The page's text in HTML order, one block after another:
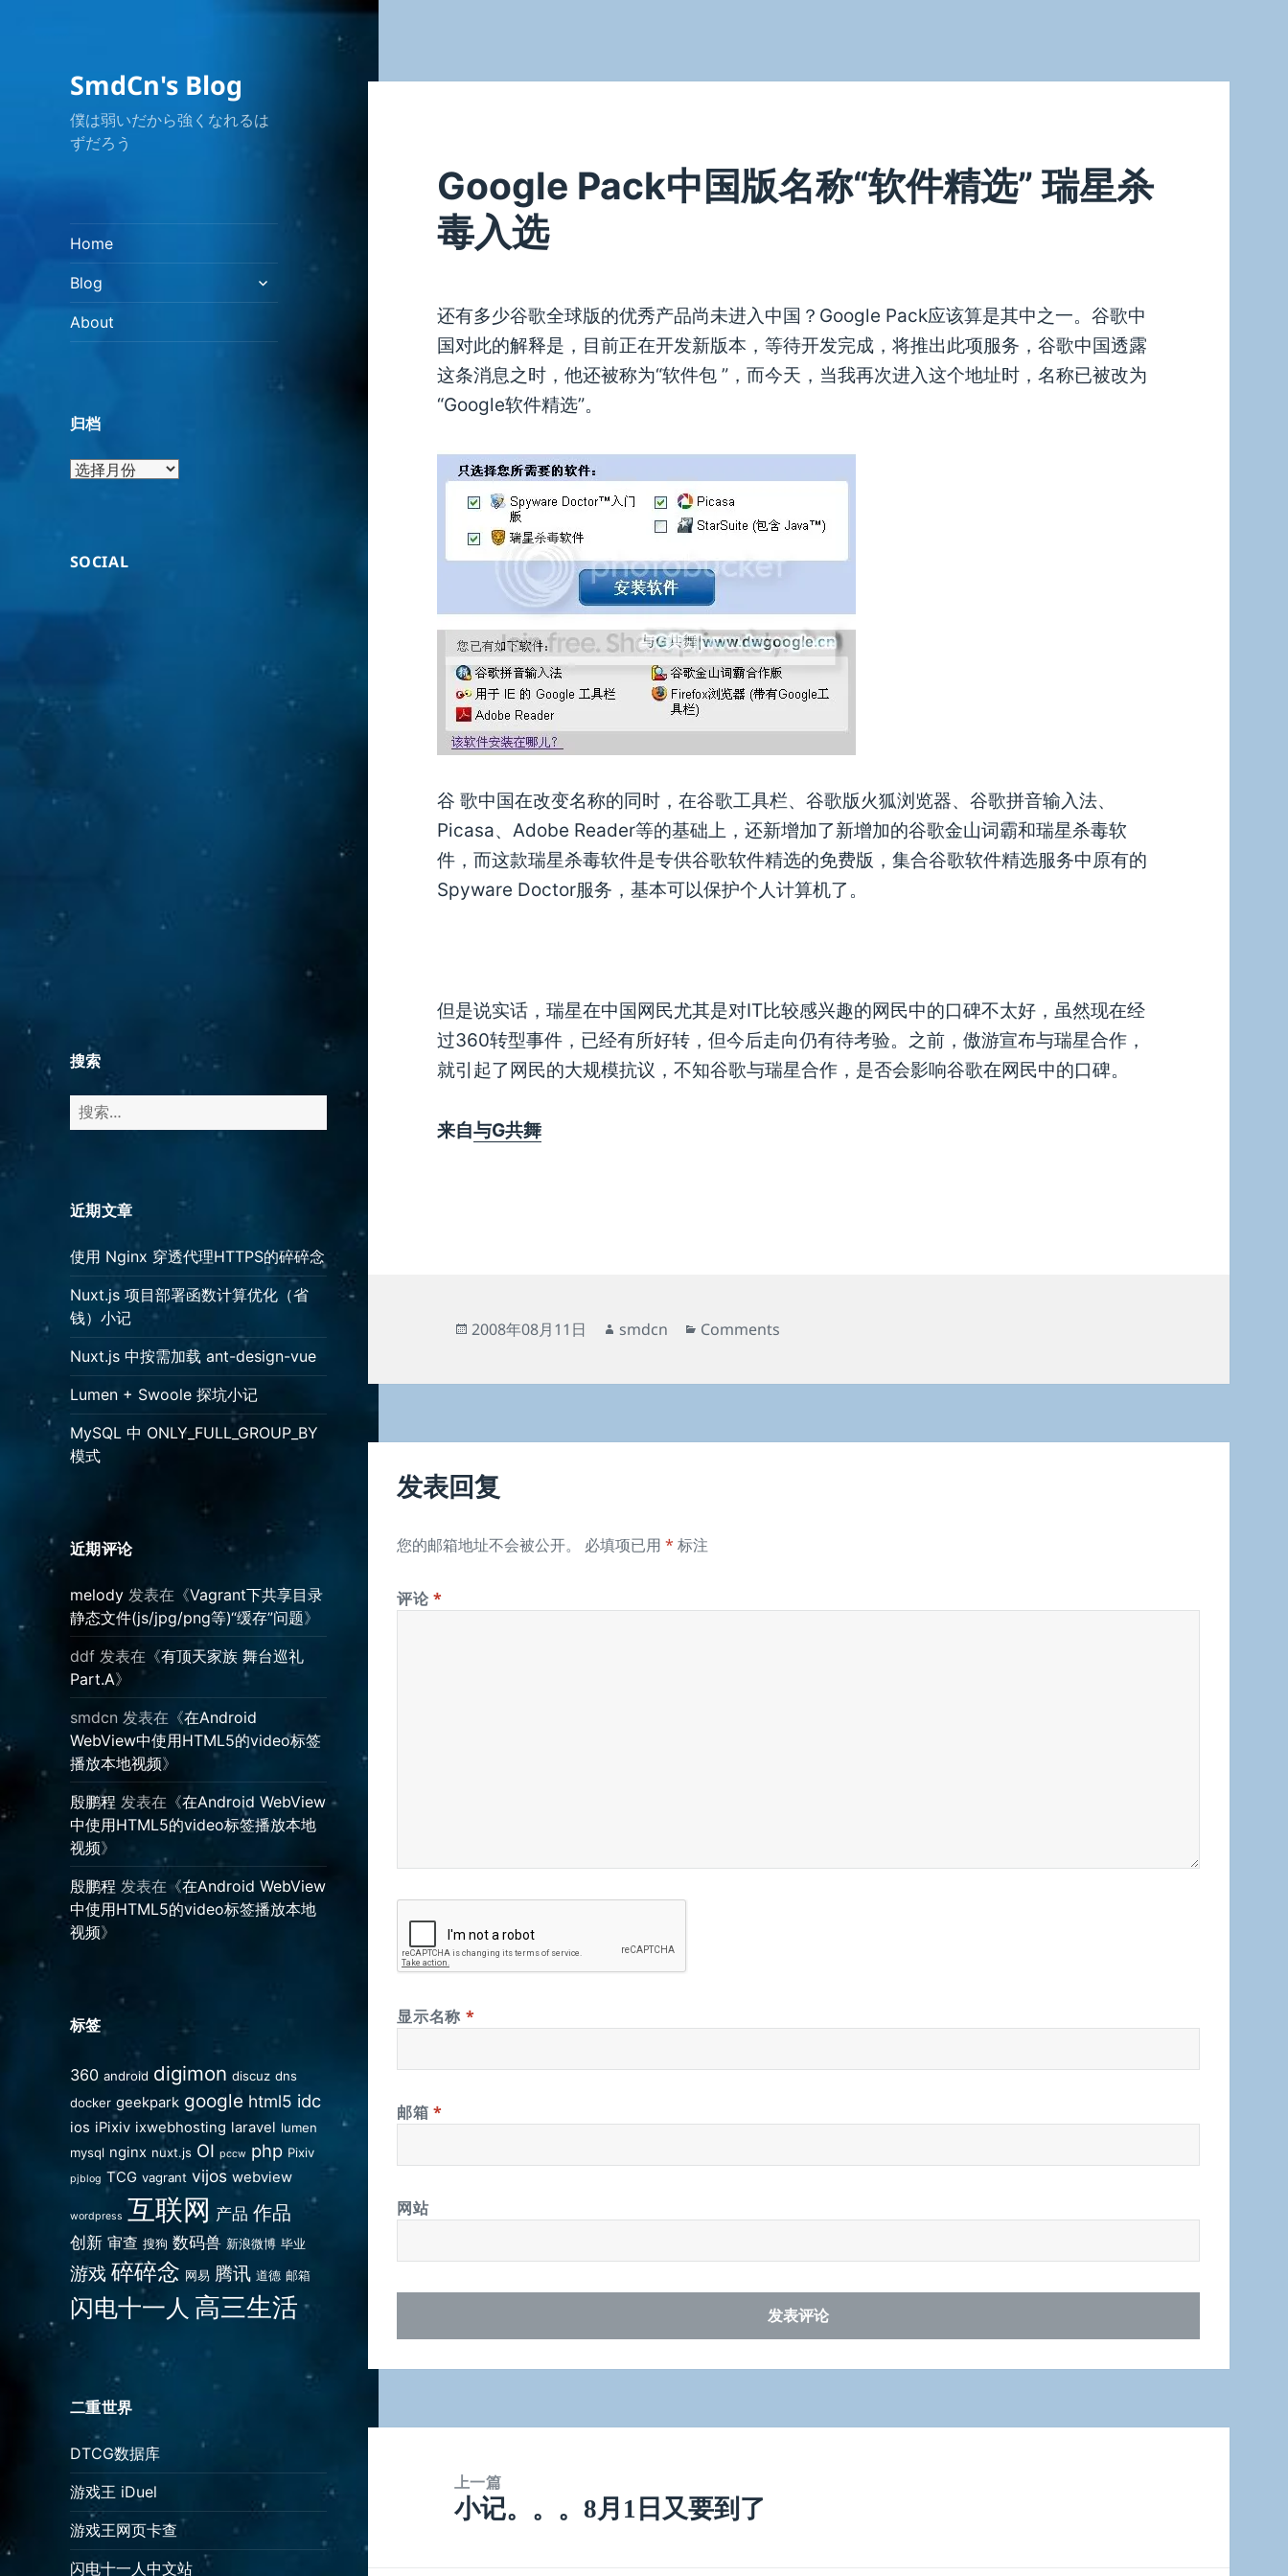
SmdCn's Blog
僕は弱いだから強くなれるは
ずだろう
Home
Blog
展
开
菜
About
归档
归
SOCIAL
搜索
搜
索：
近期文章
使用 Nginx 穿透代理HTTPS的碎碎念
Nuxt.js 项目部署函数计算优化（省
钱）小记
Nuxt.js 中按需加载 ant-design-vue
Lumen + Swoole 探坑小记
MySQL 中 ONLY_FULL_GROUP_BY
模式
近期评论
melody发表在《Vagrant下共享目录
静态文件(js/jpg/png等)“缓存”问题》
ddf发表在《有顶天家族 舞台巡礼
Part.A》
smdcn 发表在《在Android
WebView中使用HTML5的video标签
播放本地视频》
殷鹏程 发表在《在Android WebView
中使用HTML5的video标签播放本地
视频》
殷鹏程 发表在《在Android WebView
中使用HTML5的video标签播放本地
视频》
标签
360 android digimon discuz dns
docker geekpark google html5 idc
ios iPixiv ixwebhosting laravel lumen
mysql nginx nuxt.js OI pccw php Pixiv
pjblog TCG vagrant vijos webview
wordpress 互联网 产品 作品
创新 审查 搜狗 数码兽 新浪微博 毕业
游戏 碎碎念 网易 腾讯 道德 邮箱
闪电十一人 高三生活
二重世界
DTCG数据库
游戏王 iDuel
游戏王网页卡查
闪电十一人中文站
Google Pack中国版名称“软件精选” 瑞星杀
毒入选
还有多少谷歌全球版的优秀产品尚未进入中国？Google Pack应该算是其中之一。谷歌中
国对此的解释是，目前正在开发新版本，等待开发完成，将推出此项服务，谷歌中国透露
这条消息之时，他还被称为“软件包 ”，而今天，当我再次进入这个地址时，名称已被改为
“Google软件精选”。
谷 歌中国在改变名称的同时，在谷歌工具栏、谷歌版火狐浏览器、谷歌拼音输入法、
Picasa、Adobe Reader等的基础上，还新增加了新增加的谷歌金山词霸和瑞星杀毒软
件，而这款瑞星杀毒软件是专供谷歌软件精选的免费版，集合谷歌软件精选服务中原有的
Spyware Doctor服务，基本可以保护个人计算机了。
但是说实话，瑞星在中国网民尤其是对IT比较感兴趣的网民中的口碑不太好，虽然现在经
过360转型事件，已经有所好转，但今后走向仍有待考验。之前，傲游宣布与瑞星合作，
就引起了网民的大规模抗议，不知谷歌与瑞星合作，是否会影响谷歌在网民中的口碑。
来自与G共舞
发
2008年08月11日
作
smdcn
分
Comments
发表回复
您的邮箱地址不会被公开。 必填项已用* 标注
评论*
显示名称 *
邮箱*
网站
上一篇
上
小记。。。8月1日又要到了